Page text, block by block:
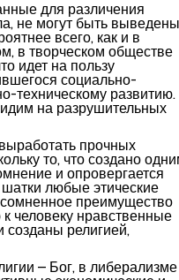
для различения
не могут быть выведены
всего, как и в
в творческом обществе
идет на пользу
социально-
техническому развитию.
на разрушительных
прочных
то, что создано
и опровергается
любые этические
преимущество
человеку нравственные
созданы религией,
– Бог, в